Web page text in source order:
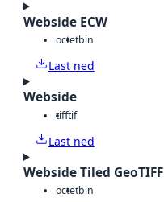
Webside ECW
octetbin
Last ned
Webside
tifftif
Last ned
Webside Tiled GeoTIFF
octetbin